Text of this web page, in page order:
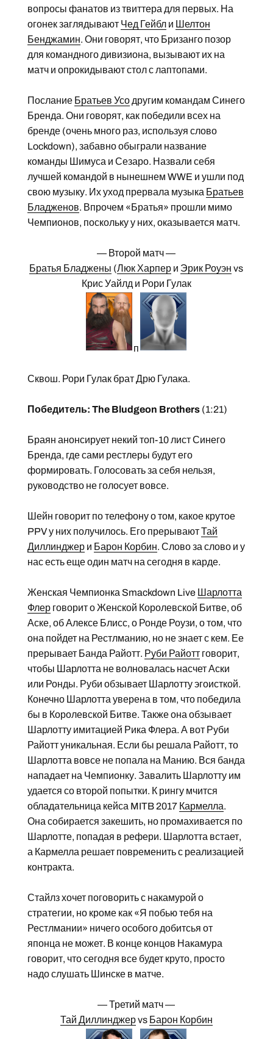
вопросы фанатов из твиттера для первых. На
огонек заглядывают Чед Гейбли Шелтон
Бенджамин. Они говорят, что Бризанго позор
для командного дивизиона, вызывают их на
матч и опрокидывают стол с лаптопами.
Послание Братьев Усодругим командам Синего
Бренда. Они говорят, как победили всех на
бренде (очень много раз, используя слово
Lockdown), забавно обыграли название
команды Шимуса и Сезаро. Назвали себя
лучшей командой в нынешнем WWE и ушли под
свою музыку. Их уход прервала музыка Братьев
Бладженов. Впрочем «Братья» прошли мимо
Чемпионов, поскольку у них, оказывается матч.
— Второй матч —
Братья Бладжены (Люк Харпер и Эрик Роуэн vs
Крис Уайлд и Рори Гулак
п
Сквош. Рори Гулак брат Дрю Гулака.
Победитель: The Bludgeon Brothers(1:21)
Браян анонсирует некий топ-10 лист Синего
Бренда, где сами рестлеры будут его
формировать. Голосовать за себя нельзя,
руководство не голосует вовсе.
Шейн говорит по телефону о том, какое крутое
PPV у них получилось. Его прерываютТай
Диллинджери Барон Корбин. Слово за слово и у
нас есть еще один матч на сегодня в карде.
Женская Чемпионка Smackdown Live Шарлотта
Флерговорит о Женской Королевской Битве, об
Аске, об Алексе Блисс, о Ронде Роузи, о том, что
она пойдет на Рестлманию, но не знает с кем. Ее
прерывает Банда Райотт. Руби Райоттговорит,
чтобы Шарлотта не волновалась насчет Аски
или Ронды. Руби обзывает Шарлотту эгоисткой.
Конечно Шарлотта уверена в том, что победила
бы в Королевской Битве. Также она обзывает
Шарлотту имитацией Рика Флера. А вот Руби
Райотт уникальная. Если бы решала Райотт, то
Шарлотта вовсе не попала на Манию. Вся банда
нападает на Чемпионку. Завалить Шарлотту им
удается со второй попытки. К рингу мчится
обладательница кейса MITB 2017 Кармелла.
Она собирается закешить, но промахивается по
Шарлотте, попадая в рефери. Шарлотта встает,
а Кармелла решает повременить с реализацией
контракта.
Стайлз хочет поговорить с накамурой о
стратегии, но кроме как «Я побью тебя на
Рестлмании» ничего особого добитсья от
японца не может. В конце концов Накамура
говорит, что сегодня все будет круто, просто
надо слушать Шинске в матче.
— Третий матч —
Тай Диллинджерvs Барон Корбин